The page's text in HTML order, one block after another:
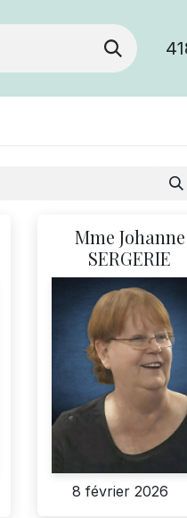
Mme Johanne
SERGERIE
8 février 2026